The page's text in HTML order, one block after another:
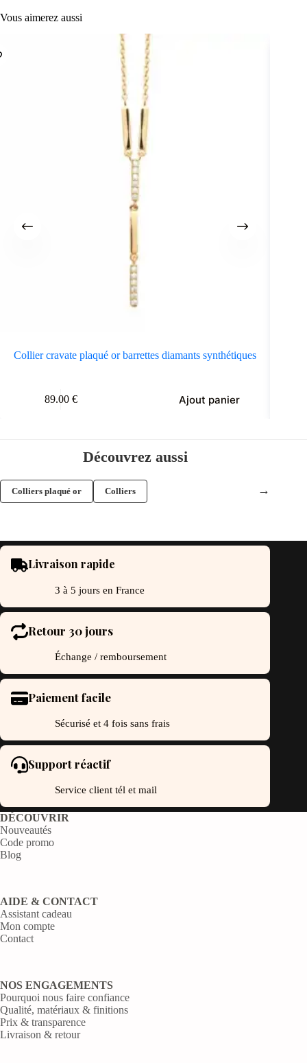
Vous aimerez aussi
Collier cravate plaqué or barrettes diamants synthétiques
89.00 € Ajout panier
Découvrez aussi
Colliers plaqué or Colliers →
Livraison rapide
3 à 5 jours en France
Retour 30 jours
Échange / remboursement
Paiement facile
Sécurisé et 4 fois sans frais
Support réactif
Service client tél et mail
DÉCOUVRIR
Nouveautés
Code promo
Blog
AIDE & CONTACT
Assistant cadeau
Mon compte
Contact
NOS ENGAGEMENTS
Pourquoi nous faire confiance
Qualité, matériaux & finitions
Prix & transparence
Livraison & retour